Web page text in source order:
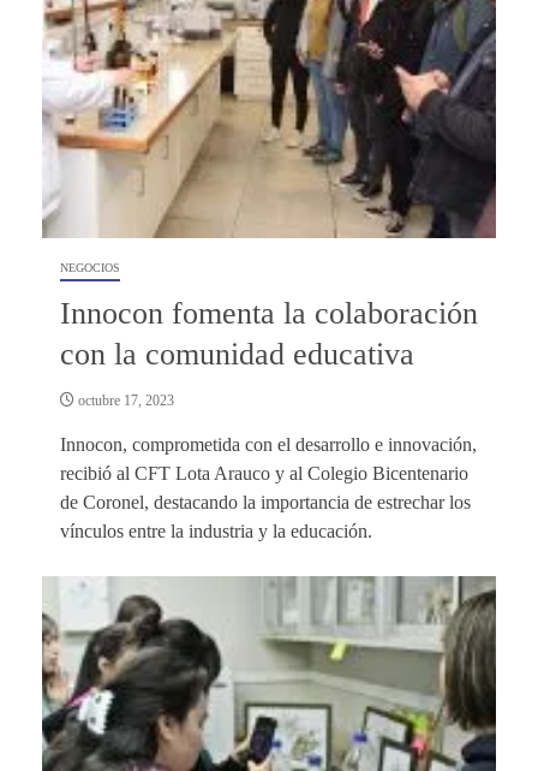
NEGOCIOS
Innocon fomenta la colaboración
con la comunidad educativa
octubre 17, 2023
Innocon, comprometida con el desarrollo e innovación,
recibió al CFT Lota Arauco y al Colegio Bicentenario
de Coronel, destacando la importancia de estrechar los
vínculos entre la industria y la educación.